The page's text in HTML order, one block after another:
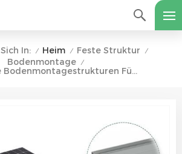
In: / Heim / Feste Struktur /
Bodenmontage /
Hochfeste Bodenmontagestrukturen Für Solarmodule Aus Kohlenstoffstahl Für Solaranlagen